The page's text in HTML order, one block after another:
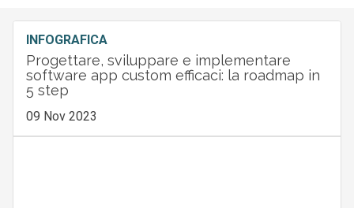
INFOGRAFICA
Progettare, sviluppare e implementare
software app custom efficaci: la roadmap in
5 step
09 Nov 2023